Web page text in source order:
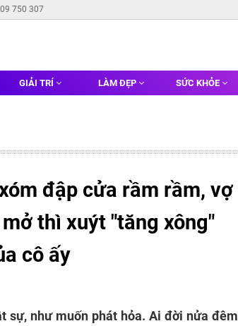
750 307
GIẢI TRÍ LÀM ĐẸP SỨC KHỎE
đập cửa rầm rầm, vợ
thì xuýt "tăng xông"
cô ấy
sự, như muốn phát hỏa. Ai đời nửa đêm